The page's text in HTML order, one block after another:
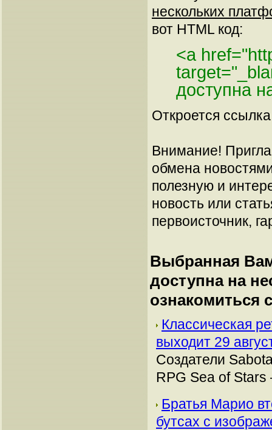
нескольких
вот HTML код:
<a
доступна
Откроется
Внимание!
обмена
полезную и
новость или
первоисточник,
Выбранная
доступна на
ознакомиться
Классическая
выходит 29
Создатели
RPG Sea of Stars
Братья Марио
бутсах с